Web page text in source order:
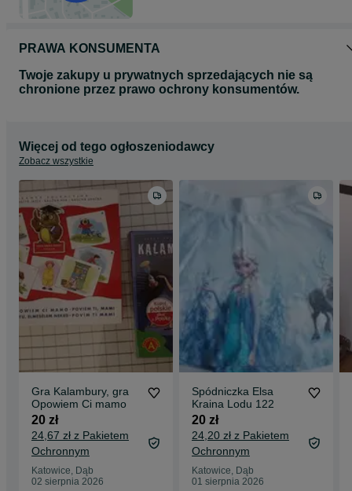
PRAWA KONSUMENTA
Twoje zakupy u prywatnych sprzedających nie są
chronione przez prawo ochrony konsumentów.
Więcej od tego ogłoszeniodawcy
Zobacz wszystkie
Gra Kalambury, gra
Opowiem Ci mamo
20 zł
24,67 zł z Pakietem
Ochronnym
Katowice, Dąb
02 sierpnia 2026
Spódniczka Elsa
Kraina Lodu 122
20 zł
24,20 zł z Pakietem
Ochronnym
Katowice, Dąb
01 sierpnia 2026